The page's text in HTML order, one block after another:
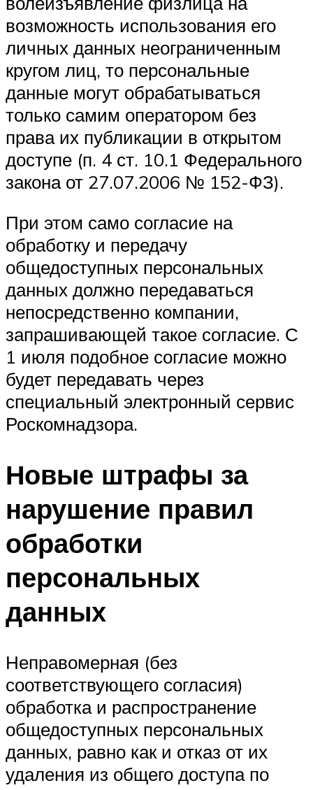
возможность использования его
личных данных неограниченным
кругом лиц, то персональные
данные могут обрабатываться
только самим оператором без
права их публикации в открытом
доступе (п. 4 ст. 10.1 Федерального
закона от 27.07.2006 № 152-ФЗ).
При этом само согласие на
обработку и передачу
общедоступных персональных
данных должно передаваться
непосредственно компании,
запрашивающей такое согласие. С
1 июля подобное согласие можно
будет передавать через
специальный электронный сервис
Роскомнадзора.
Новые штрафы за
нарушение правил
обработки
персональных
данных
Неправомерная (без
соответствующего согласия)
обработка и распространение
общедоступных персональных
данных, равно как и отказ от их
удаления из общего доступа по